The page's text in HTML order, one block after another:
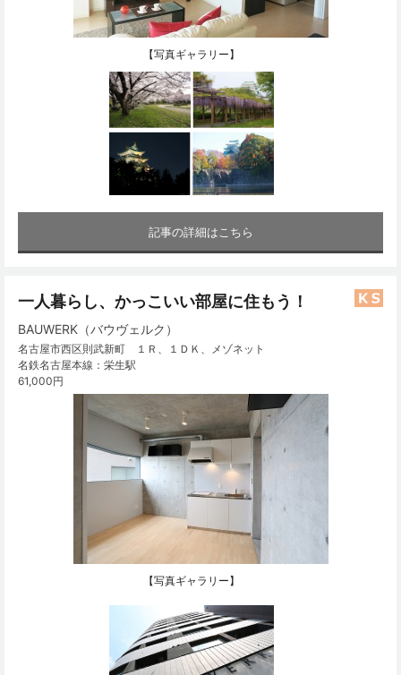
【写真ギャラリー】
記事の詳細はこちら
一人暮らし、かっこいい部屋に住もう！
BAUWERK（バウヴェルク）
名古屋市西区則武新町 １Ｒ、１ＤＫ、メゾネット
名鉄名古屋本線：栄生駅
61,000円
【写真ギャラリー】